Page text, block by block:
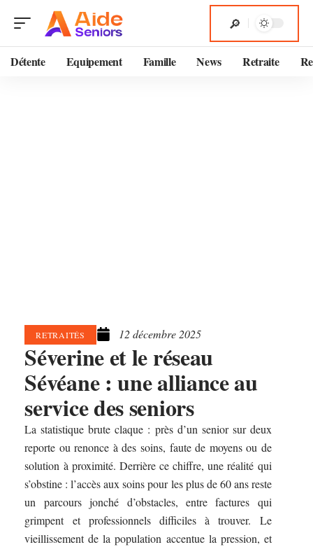
Détente Equipement Famille News Retraite
RETRAITÉS 12 décembre 2025
Séverine et le réseau
Sévéane : une alliance au
service des seniors
La statistique brute claque : près d’un senior sur deux
reporte ou renonce à des soins, faute de moyens ou de
solution à proximité. Derrière ce chiffre, une réalité qui
s’obstine : l’accès aux soins pour les plus de 60 ans reste
un parcours jonché d’obstacles, entre factures qui
grimpent et professionnels difficiles à trouver. Le
vieillissement de la population accentue la pression, et